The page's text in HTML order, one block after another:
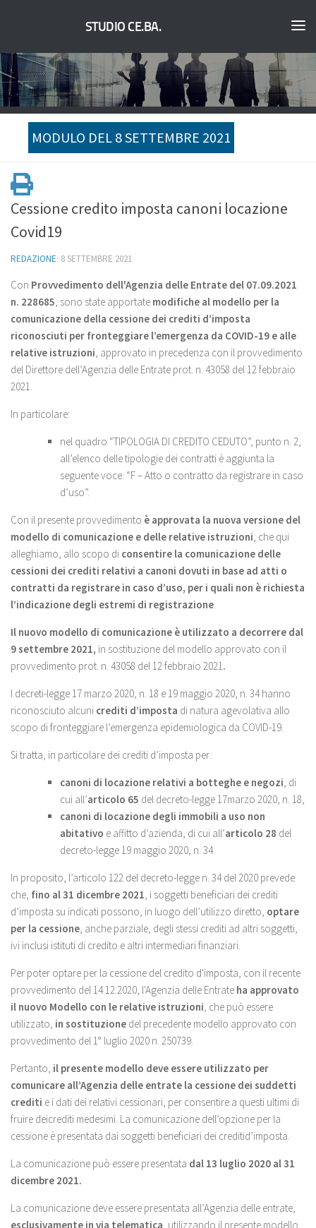
STUDIO CE.BA.
MODULO DEL 8 SETTEMBRE 2021
Cessione credito imposta canoni locazione
Covid19
REDAZIONE· 8 SETTEMBRE 2021
Con Provvedimento dell'Agenzia delle Entrate del 07.09.2021
n. 228685, sono state apportate modifiche al modello per la
comunicazione della cessione dei crediti d’imposta
riconosciuti per fronteggiare l’emergenza da COVID-19 e alle
relative istruzioni, approvato in precedenza con il provvedimento
del Direttore dell’Agenzia delle Entrate prot. n. 43058 del 12 febbraio
2021.
In particolare:
nel quadro “TIPOLOGIA DI CREDITO CEDUTO”, punto n. 2,
all’elenco delle tipologie dei contratti è aggiunta la
seguente voce: “F – Atto o contratto da registrare in caso
d’uso”.
Con il presente provvedimento è approvata la nuova versione del
modello di comunicazione e delle relative istruzioni, che qui
alleghiamo, allo scopo di consentire la comunicazione delle
cessioni dei crediti relativi a canoni dovuti in base ad atti o
contratti da registrare in caso d’uso, per i quali non è richiesta
l’indicazione degli estremi di registrazione.
Il nuovo modello di comunicazione è utilizzato a decorrere dal
9 settembre 2021, in sostituzione del modello approvato con il
provvedimento prot. n. 43058 del 12 febbraio 2021.
I decreti-legge 17 marzo 2020, n. 18 e 19 maggio 2020, n. 34 hanno
riconosciuto alcuni crediti d’imposta di natura agevolativa allo
scopo di fronteggiare l’emergenza epidemiologica da COVID-19.
Si tratta, in particolare dei crediti d’imposta per:
canoni di locazione relativi a botteghe e negozi, di
cui all’articolo 65 del decreto-legge 17marzo 2020, n. 18,
canoni di locazione degli immobili a uso non
abitativo e affitto d’azienda, di cui all’articolo 28 del
decreto-legge 19 maggio 2020, n. 34.
In proposito, l’articolo 122 del decreto-legge n. 34 del 2020 prevede
che, fino al 31 dicembre 2021, i soggetti beneficiari dei crediti
d’imposta su indicati possono, in luogo dell’utilizzo diretto, optare
per la cessione, anche parziale, degli stessi crediti ad altri soggetti,
ivi inclusi istituti di credito e altri intermediari finanziari.
Per poter optare per la cessione del credito d'imposta, con il recente
provvedimento del 14.12.2020, l'Agenzia delle Entrate ha approvato
il nuovo Modello con le relative istruzioni, che può essere
utilizzato, in sostituzione del precedente modello approvato con
provvedimento del 1° luglio 2020 n. 250739.
Pertanto, il presente modello deve essere utilizzato per
comunicare all’Agenzia delle entrate la cessione dei suddetti
crediti e i dati dei relativi cessionari, per consentire a questi ultimi di
fruire deicrediti medesimi. La comunicazione dell’opzione per la
cessione è presentata dai soggetti beneficiari dei creditid’imposta.
La comunicazione può essere presentata dal 13 luglio 2020 al 31
dicembre 2021.
La comunicazione deve essere presentata all’Agenzia delle entrate,
esclusivamente in via telematica, utilizzando il presente modello,